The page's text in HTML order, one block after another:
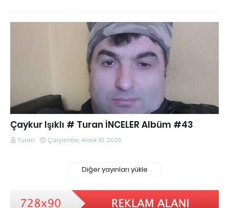
Çaykur Işıklı # Turan İNCELER Albüm #43
Turan Çarşamba, Aralık 10, 2025
Diğer yayınları yükle